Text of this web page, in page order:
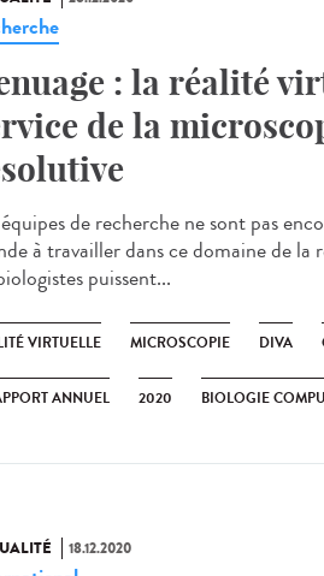
: la réalité
de la
de recherche ne sont pas
à travailler dans ce domaine de
puissent...
VIRTUELLE MICROSCOPIE DIVA
ANNUEL 2020 BIOLOGIE
18.12.2020